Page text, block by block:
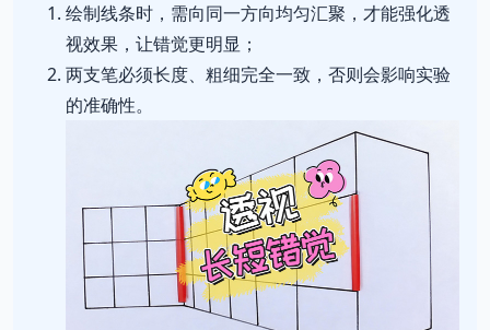
绘制线条时，需向同一方向均匀汇聚，才能强化透
视效果，让错觉更明显；
两支笔必须长度、粗细完全一致，否则会影响实验
的准确性。